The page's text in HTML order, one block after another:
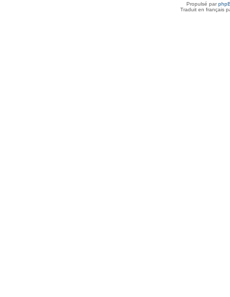
Propulsé par
Traduit en français